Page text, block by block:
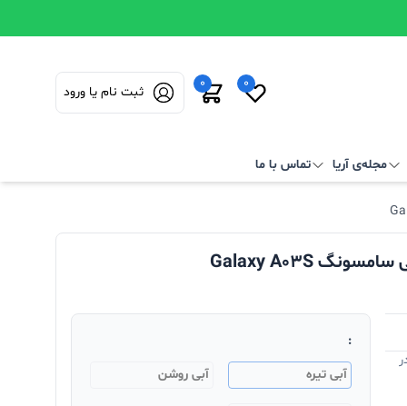
0
0
ثبت نام یا ورود
مجله‌ی آریا تماس با ما
:
آبی تیره
آبی روشن